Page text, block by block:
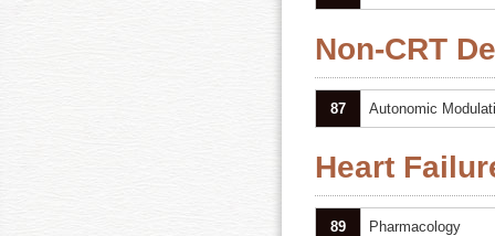
Non-CRT
87 Autonomic
Heart
89 Pharmacology